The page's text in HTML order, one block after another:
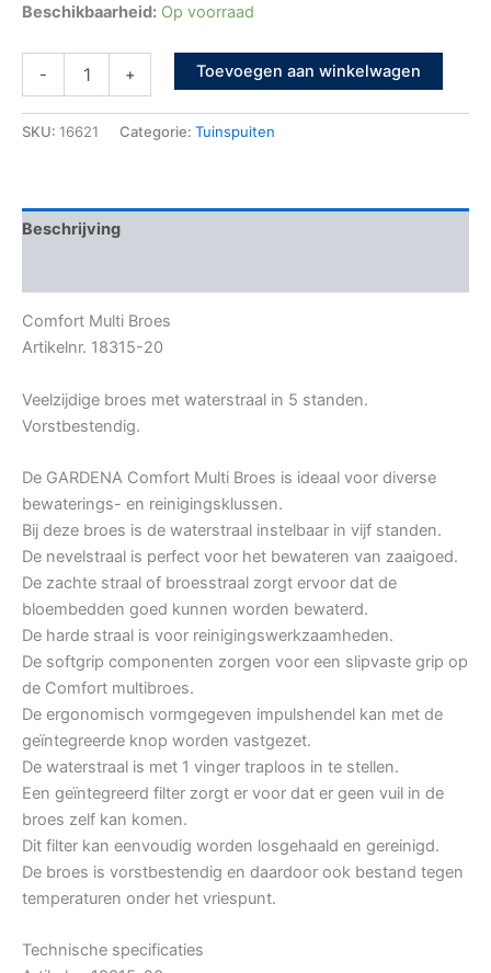
Beschikbaarheid: Op voorraad
- + Toevoegen aan winkelwagen
SKU: 16621 Categorie: Tuinspuiten
Beschrijving
Comfort Multi Broes
Artikelnr. 18315-20
Veelzijdige broes met waterstraal in 5 standen.
Vorstbestendig.
De GARDENA Comfort Multi Broes is ideaal voor diverse
bewaterings- en reinigingsklussen.
Bij deze broes is de waterstraal instelbaar in vijf standen.
De nevelstraal is perfect voor het bewateren van zaaigoed.
De zachte straal of broesstraal zorgt ervoor dat de
bloembedden goed kunnen worden bewaterd.
De harde straal is voor reinigingswerkzaamheden.
De softgrip componenten zorgen voor een slipvaste grip op
de Comfort multibroes.
De ergonomisch vormgegeven impulshendel kan met de
geïntegreerde knop worden vastgezet.
De waterstraal is met 1 vinger traploos in te stellen.
Een geïntegreerd filter zorgt er voor dat er geen vuil in de
broes zelf kan komen.
Dit filter kan eenvoudig worden losgehaald en gereinigd.
De broes is vorstbestendig en daardoor ook bestand tegen
temperaturen onder het vriespunt.
Technische specificaties